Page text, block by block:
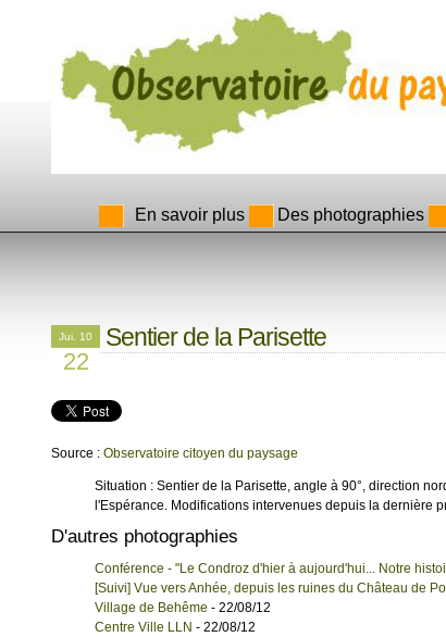
En savoir plus Des photographies
Jui. 10
22
Sentier de la Parisette
Source : Observatoire citoyen du paysage
Situation : Sentier de la Parisette, angle à 90°, direction
l'Espérance. Modifications intervenues depuis la dernière
D'autres photographies
Conférence - "Le Condroz d'hier à aujourd'hui... Notre
[Suivi] Vue vers Anhée, depuis les ruines du Château de
Village de Behême - 22/08/12
Centre Ville LLN - 22/08/12